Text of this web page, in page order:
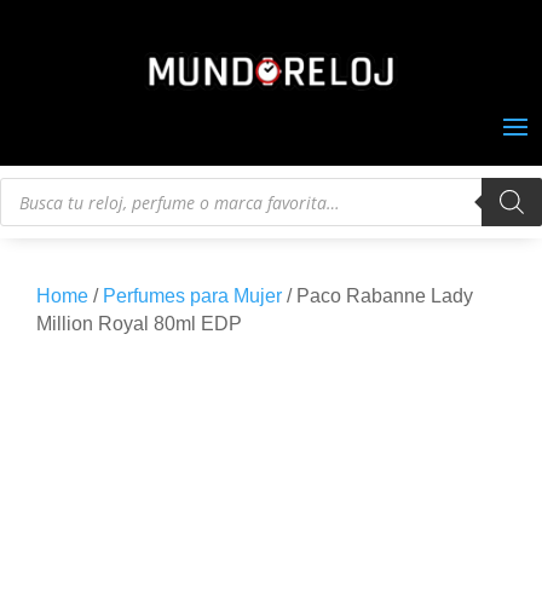
Búsqueda
Home / Perfumes para Mujer / Paco Rabanne Lady
Million Royal 80ml EDP